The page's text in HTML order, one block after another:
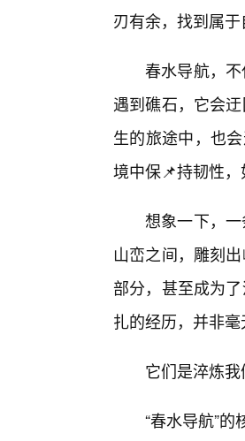
刃有余，找到属
春水导航，
遇到礁石，它会
生的旅途中，也
境中保📌持韧性
想象一下，
山峦之间，雕刻
部分，甚至成为
扎的经历，并非毫
它们是淬炼
“春水导航”